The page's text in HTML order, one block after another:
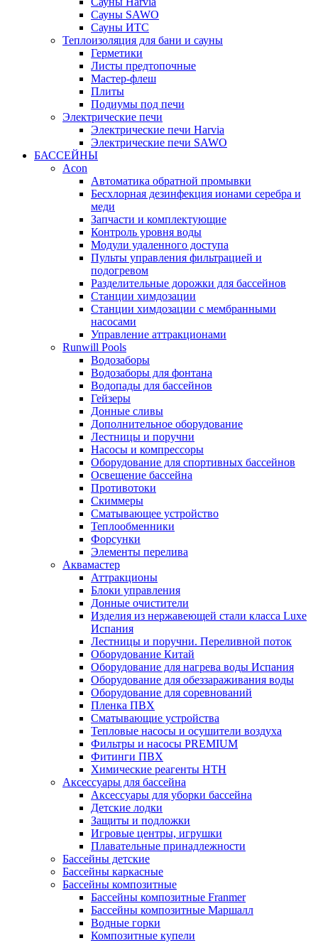
Сауны SAWO
Сауны ИТС
Теплоизоляция для бани и сауны
Герметики
Листы предтопочные
Мастер-флеш
Плиты
Подиумы под печи
Электрические печи
Электрические печи Harvia
Электрические печи SAWO
БАССЕЙНЫ
Acon
Автоматика обратной промывки
Беcхлорная дезинфекция ионами серебра и
меди
Запчасти и комплектующие
Контроль уровня воды
Модули удаленного доступа
Пульты управления фильтрацией и
подогревом
Разделительные дорожки для бассейнов
Станции химдозации
Станции химдозации с мембранными
насосами
Управление аттракционами
Runwill Pools
Водозаборы
Водозаборы для фонтана
Водопады для бассейнов
Гейзеры
Донные сливы
Дополнительное оборудование
Лестницы и поручни
Насосы и компрессоры
Оборудование для спортивных бассейнов
Освещение бассейна
Противотоки
Скиммеры
Сматывающее устройство
Теплообменники
Форсунки
Элементы перелива
Аквамастер
Аттракционы
Блоки управления
Донные очистители
Изделия из нержавеющей стали класса Luxe
Испания
Лестницы и поручни. Переливной поток
Оборудование Китай
Оборудование для нагрева воды Испания
Оборудование для обеззараживания воды
Оборудование для соревнований
Пленка ПВХ
Сматывающие устройства
Тепловые насосы и осушители воздуха
Фильтры и насосы PREMIUM
Фитинги ПВХ
Химические реагенты HTH
Аксессуары для бассейна
Аксессуары для уборки бассейна
Детские лодки
Защиты и подложки
Игровые центры, игрушки
Плавательные принадлежности
Бассейны детские
Бассейны каркасные
Бассейны композитные
Бассейны композитные Franmer
Бассейны композитные Маршалл
Водные горки
Композитные купели